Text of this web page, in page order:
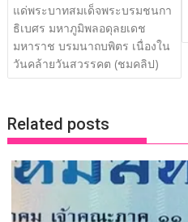
k k
แด่พระบาทสมเด็จพระบรมชนกา
ธิเบศร มหาภูมิพลอดุลยเดช
มหาราช บรมนาถบพิตร เนื่องใน
วันคล้ายวันสวรรคต (ชมคลิป)
Related posts